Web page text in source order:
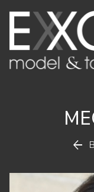
